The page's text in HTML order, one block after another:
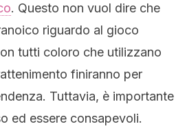
. Questo non vuol dire che
riguardo al gioco
tutti coloro che utilizzano
finiranno per
Tuttavia, è importante
ed essere consapevoli.